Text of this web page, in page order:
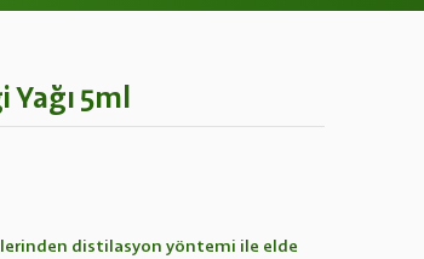
5ml
distilasyon yöntemi ile elde